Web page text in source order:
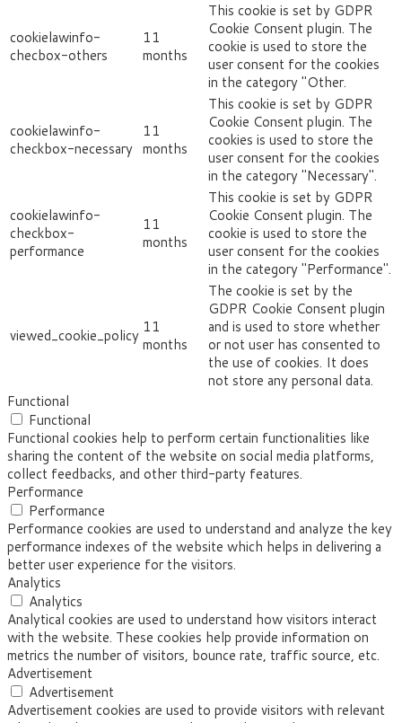
cookielawinfo-
checbox-others
11
months
This cookie is set by GDPR
Cookie Consent plugin. The
cookie is used to store the
user consent for the cookies
in the category "Other.
cookielawinfo-
checkbox-necessary
11
months
This cookie is set by GDPR
Cookie Consent plugin. The
cookies is used to store the
user consent for the cookies
in the category "Necessary".
cookielawinfo-
checkbox-
performance
11
months
This cookie is set by GDPR
Cookie Consent plugin. The
cookie is used to store the
user consent for the cookies
in the category "Performance".
viewed_cookie_policy 11
months
The cookie is set by the
GDPR Cookie Consent plugin
and is used to store whether
or not user has consented to
the use of cookies. It does
not store any personal data.
Functional
Functional
Functional cookies help to perform certain functionalities like
sharing the content of the website on social media platforms,
collect feedbacks, and other third-party features.
Performance
Performance
Performance cookies are used to understand and analyze the key
performance indexes of the website which helps in delivering a
better user experience for the visitors.
Analytics
Analytics
Analytical cookies are used to understand how visitors interact
with the website. These cookies help provide information on
metrics the number of visitors, bounce rate, traffic source, etc.
Advertisement
Advertisement
Advertisement cookies are used to provide visitors with relevant